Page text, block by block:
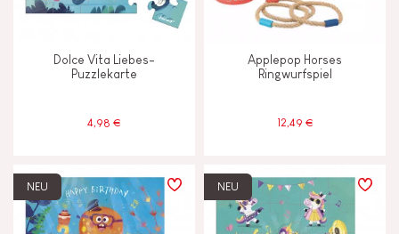
Dolce Vita Liebes-
Puzzlekarte
4,98 €
Applepop Horses
Ringwurfspiel
12,49 €
NEU NEU